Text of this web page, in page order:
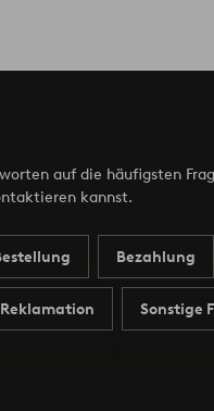
auf die häufigsten
kannst.
Bezahlung
Sonstige